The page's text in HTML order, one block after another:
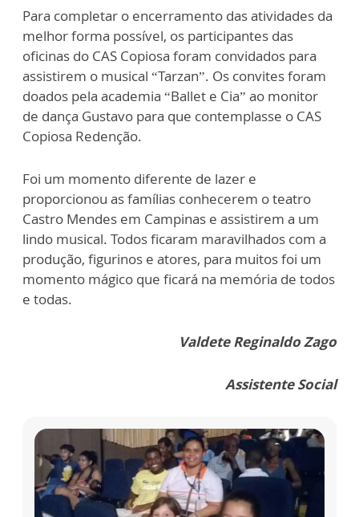
Para completar o encerramento das atividades da
melhor forma possível, os participantes das
oficinas do CAS Copiosa foram convidados para
assistirem o musical “Tarzan”. Os convites foram
doados pela academia “Ballet e Cia” ao monitor
de dança Gustavo para que contemplasse o CAS
Copiosa Redenção.
Foi um momento diferente de lazer e
proporcionou as famílias conhecerem o teatro
Castro Mendes em Campinas e assistirem a um
lindo musical. Todos ficaram maravilhados com a
produção, figurinos e atores, para muitos foi um
momento mágico que ficará na memória de todos
e todas.
Valdete Reginaldo Zago
Assistente Social